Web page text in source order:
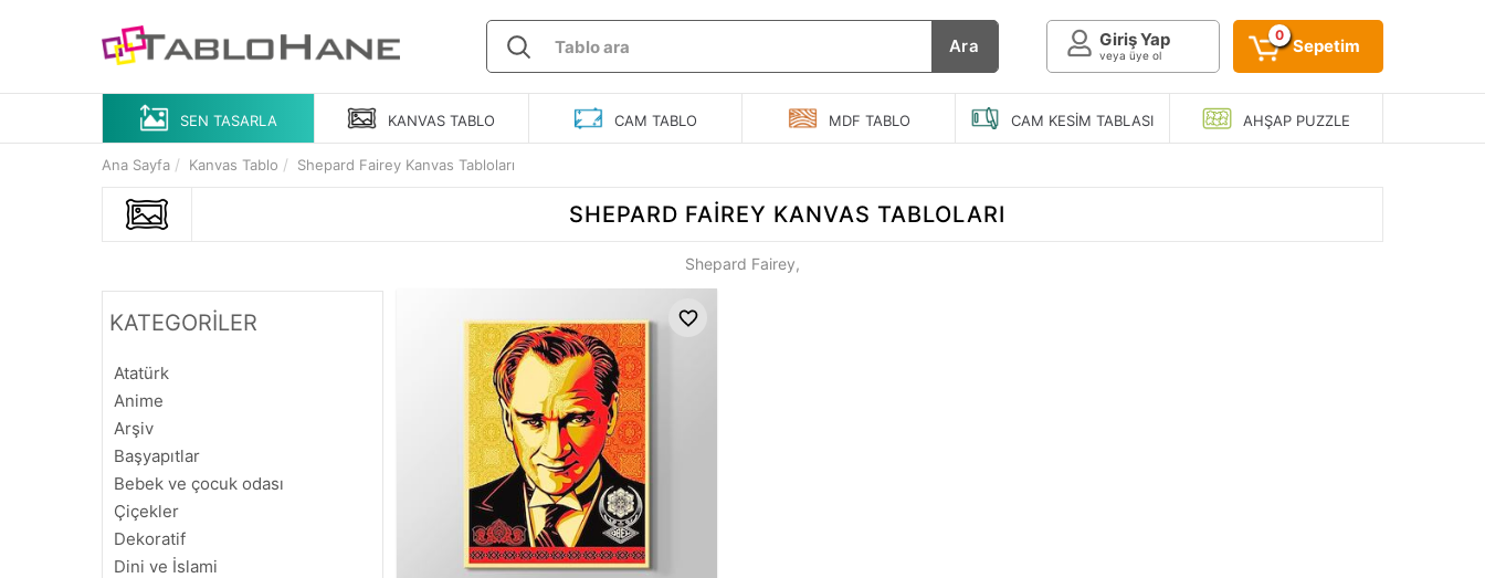
Ara Giriş Yap
veya üye ol
0
Sepetim
SEN TASARLA KANVAS TABLO CAM TABLO MDF TABLO CAM KESIM TABLASI AHŞAPPUZZLE
Ana Sayfa Kanvas Tablo Shepard Fairey Kanvas Tabloları
SHEPARD FAIREY KANVAS TABLOLARI
Shepard Fairey,
KATEGORİLER
Atatürk
Anime
Arşiv
Başyapıtlar
Bebek ve çocuk odası
Çiçekler
Dekoratif
Dini ve İslami